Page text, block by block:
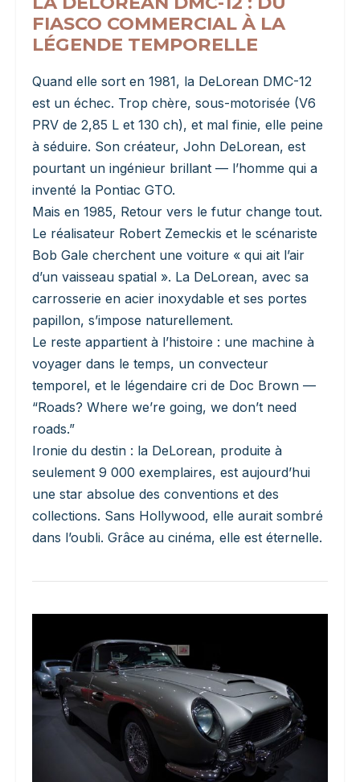
FIASCO COMMERCIAL À LA
LÉGENDE TEMPORELLE
Quand elle sort en 1981, la DeLorean DMC-12
est un échec. Trop chère, sous-motorisée (V6
PRV de 2,85 L et 130 ch), et mal finie, elle peine
à séduire. Son créateur, John DeLorean, est
pourtant un ingénieur brillant — l’homme qui a
inventé la Pontiac GTO.
Mais en 1985, Retour vers le futur change tout.
Le réalisateur Robert Zemeckis et le scénariste
Bob Gale cherchent une voiture « qui ait l’air
d’un vaisseau spatial ». La DeLorean, avec sa
carrosserie en acier inoxydable et ses portes
papillon, s’impose naturellement.
Le reste appartient à l’histoire : une machine à
voyager dans le temps, un convecteur
temporel, et le légendaire cri de Doc Brown —
“Roads? Where we’re going, we don’t need
roads.”
Ironie du destin : la DeLorean, produite à
seulement 9 000 exemplaires, est aujourd’hui
une star absolue des conventions et des
collections. Sans Hollywood, elle aurait sombré
dans l’oubli. Grâce au cinéma, elle est éternelle.